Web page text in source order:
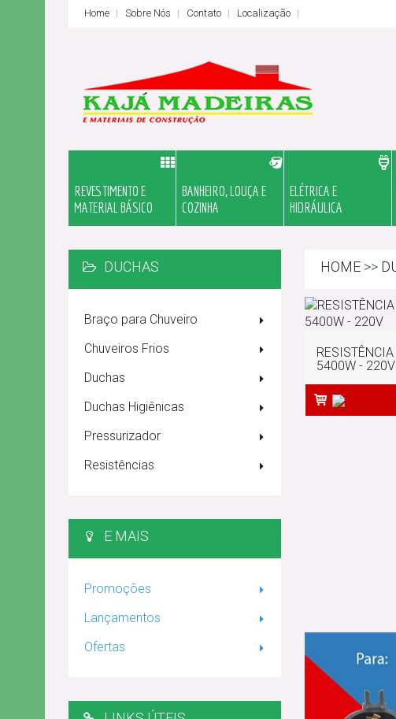
Home Sobre Nós Contato Localização
REVESTIMENTO E
MATERIAL BÁSICO
BANHEIRO, LOUÇA E
COZINHA
ELÉTRICA E
HIDRÁULICA
DUCHAS
Braço para Chuveiro
Chuveiros Frios
Duchas
Duchas Higiênicas
Pressurizador
Resistências
E MAIS
Promoções
Lançamentos
Ofertas
HOME >>
5400W - 220V